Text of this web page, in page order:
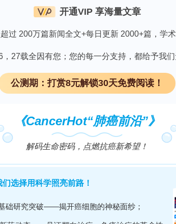
此，研究人员开发了一种纳入原发性
肺泡上皮细胞共培养的肺泡芯片，以
疗靶点】，获取相关药物开发的最新进展
包括：从接受肺癌切除术或肺减容手
准）中分离原代细胞；基于微计算机
并结合微柱结构设计的开放式肺泡
细胞，通过rocking平台产生静水压
通过量子点标记荧光珠和钙黄绿素-
分析血管相关基因表达；以及建立
开通VIP 享海量文章
过 200万篇新闻全文+每日更新 2000+篇，学
，27载全因有您；您的每一分支持，都给予我们
公测期：打赏8元解锁30天免费阅读！